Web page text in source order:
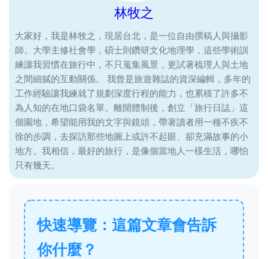
林牧之
大家好，我是林牧之，現居台北，是一位自由撰稿人與攝影
師。大學主修社會學，碩士則鑽研文化地理學，這些學術訓
練讓我習慣在旅行中，不只蒐集風景，更試著梳理人與土地
之間細膩的互動關係。 我曾是旅遊雜誌的資深編輯，多年的
工作經驗讓我練就了規劃深度行程的能力，也累積了許多不
為人知的在地口袋名單。離開體制後，創立「旅行日誌」這
個園地，希望能用我的文字與鏡頭，帶著讀者用一種不疾不
徐的步調，去探訪那些地圖上或許不起眼、卻充滿故事的小
地方。我相信，最好的旅行，是像個當地人一樣生活，哪怕
只有幾天。
快速導覽：這篇文章會告訴
你什麼？